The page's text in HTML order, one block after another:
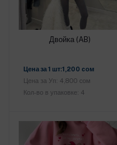
Двойка (AB)
Цена за 1 шт:1,200 cом
Цена за Уп: 4,800 cом
Кол-во в упаковке: 4